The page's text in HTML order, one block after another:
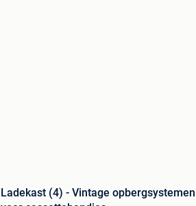
Ladekast (4) - Vintage opbergsystemen